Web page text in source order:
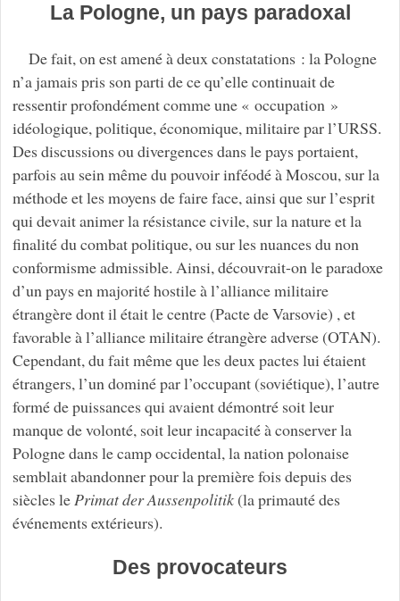
La Pologne, un pays paradoxal
De fait, on est amené à deux constatations : la Pologne
n’a jamais pris son parti de ce qu’elle continuait de
ressentir profondément comme une « occupation »
idéologique, politique, économique, militaire par l’URSS.
Des discussions ou divergences dans le pays portaient,
parfois au sein même du pouvoir inféodé à Moscou, sur la
méthode et les moyens de faire face, ainsi que sur l’esprit
qui devait animer la résistance civile, sur la nature et la
finalité du combat politique, ou sur les nuances du non
conformisme admissible. Ainsi, découvrait-on le paradoxe
d’un pays en majorité hostile à l’alliance militaire
étrangère dont il était le centre (Pacte de Varsovie) , et
favorable à l’alliance militaire étrangère adverse (OTAN).
Cependant, du fait même que les deux pactes lui étaient
étrangers, l’un dominé par l’occupant (soviétique), l’autre
formé de puissances qui avaient démontré soit leur
manque de volonté, soit leur incapacité à conserver la
Pologne dans le camp occidental, la nation polonaise
semblait abandonner pour la première fois depuis des
siècles lePrimat der Aussenpolitik(la primauté des
événements extérieurs).
Des provocateurs